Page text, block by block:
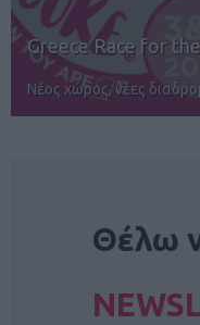
12ος TUI Rhodes
Αγώνες για όλους στην
Θέλω